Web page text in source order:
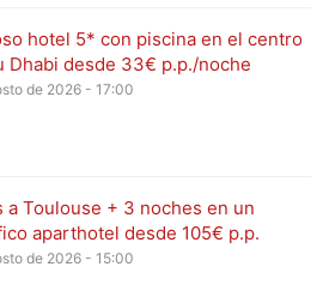
hotel 5* con piscina en el centro
Dhabi desde 33€ p.p./noche
de 2026 - 17:00
a Toulouse + 3 noches en un
aparthotel desde 105€ p.p.
de 2026 - 15:00